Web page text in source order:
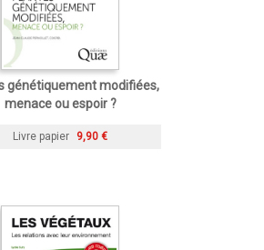
génétiquement modifiées,
menace ou espoir ?
Livre papier 9,90 €